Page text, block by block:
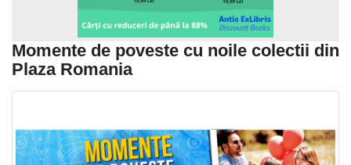
Momente de poveste cu noile colectii din
Plaza Romania